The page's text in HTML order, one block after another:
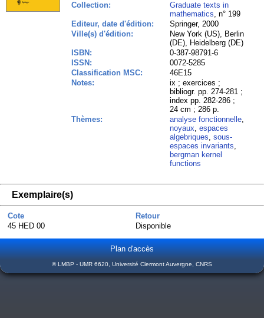
Collection:
Graduate texts in
mathematics, n° 199
Editeur, date d'édition:
Springer, 2000
Ville(s) d'édition:
New York (US), Berlin
(DE), Heidelberg (DE)
ISBN:
0-387-98791-6
ISSN:
0072-5285
Classification MSC:
46E15
Notes:
ix ; exercices ;
bibliogr. pp. 274-281 ;
index pp. 282-286 ;
24 cm ; 286 p.
Thèmes:
analyse fonctionnelle,
noyaux,espaces
algebriques,sous-
espaces invariants,
bergman kernel
functions
Exemplaire(s)
Cote
Retour
45 HED 00
Disponible
Plan d'accès
© LMBP - UMR 6620, Université Clermont Auvergne, CNRS